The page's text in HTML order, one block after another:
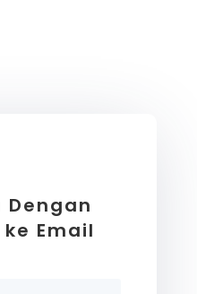
Dengan
Email